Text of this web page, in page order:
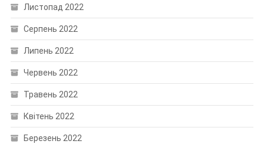
Листопад 2022
Серпень 2022
Липень 2022
Червень 2022
Травень 2022
Квітень 2022
Березень 2022